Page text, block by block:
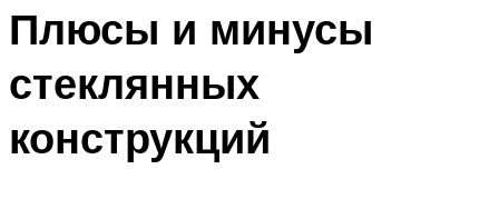
Плюсы и минусы
стеклянных
конструкций